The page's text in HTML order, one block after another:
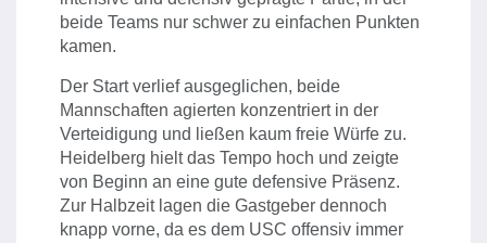
beide Teams nur schwer zu einfachen Punkten
kamen.
Der Start verlief ausgeglichen, beide
Mannschaften agierten konzentriert in der
Verteidigung und ließen kaum freie Würfe zu.
Heidelberg hielt das Tempo hoch und zeigte
von Beginn an eine gute defensive Präsenz.
Zur Halbzeit lagen die Gastgeber dennoch
knapp vorne, da es dem USC offensiv immer